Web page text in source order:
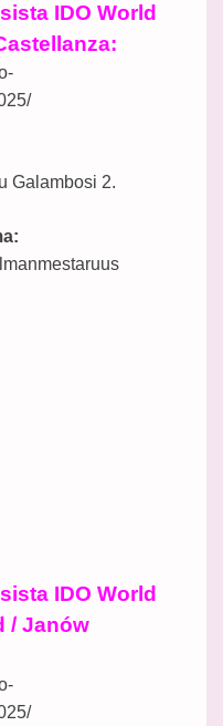
IDO World
Galambosi 2.
IDO World
/ Janów